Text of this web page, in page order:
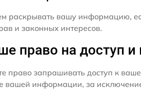
раскрывать вашу информацию,
и законных интересов.
право на доступ
право запрашивать доступ к
вашей информации, за